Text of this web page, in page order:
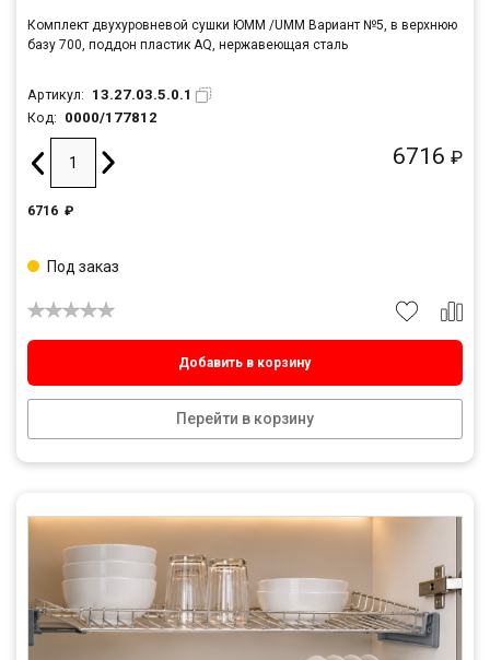
Комплект двухуровневой сушки ЮММ /UMM Вариант №5, в верхнюю
базу 700, поддон пластик AQ, нержавеющая сталь
Артикул: 13.27.03.5.0.1
Код: 0000/177812
6716 ₽
6716 ₽
Добавить в корзину
Перейти в корзину
Под заказ